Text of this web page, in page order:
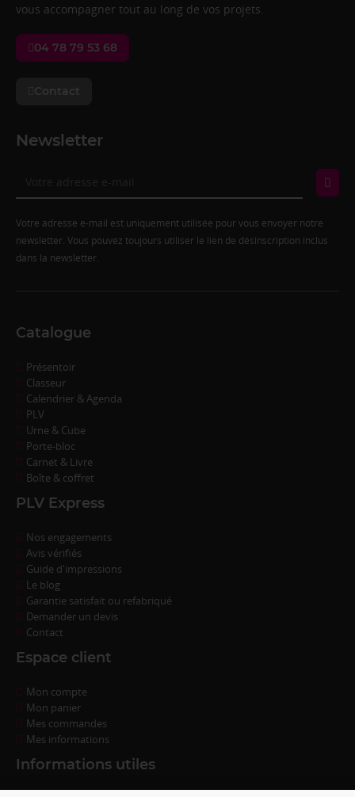
vous accompagner tout au long de vos projets.
04 78 79 53 68
Contact
Newsletter
Votre adresse e-mail est uniquement utilisée pour vous envoyer notre
newsletter. Vous pouvez toujours utiliser le lien de désinscription inclus
dans la newsletter.
Catalogue
Présentoir
Classeur
Calendrier & Agenda
PLV
Urne & Cube
Porte-bloc
Carnet & Livre
Boîte & coffret
PLV Express
Nos engagements
Avis vérifiés
Guide d'impressions
Le blog
Garantie satisfait ou refabriqué
Demander un devis
Contact
Espace client
Mon compte
Mon panier
Mes commandes
Mes informations
Informations utiles